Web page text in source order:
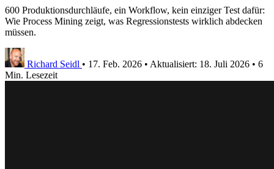
600 Produktionsdurchläufe, ein Workflow, kein einziger Test dafür:
Wie Process Mining zeigt, was Regressionstests wirklich abdecken
müssen.
Richard Seidl • 17. Feb. 2026 • Aktualisiert: 18. Juli 2026 • 6
Min. Lesezeit